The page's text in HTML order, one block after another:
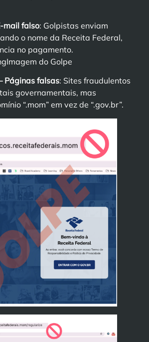
mail falso: Golpistas enviam
o nome da Receita Federal,
no pagamento.
Imagem do Golpe
Páginas falsas: Sites fraudulentos
governamentais, mas
“.mom” em vez de “.gov.br”.